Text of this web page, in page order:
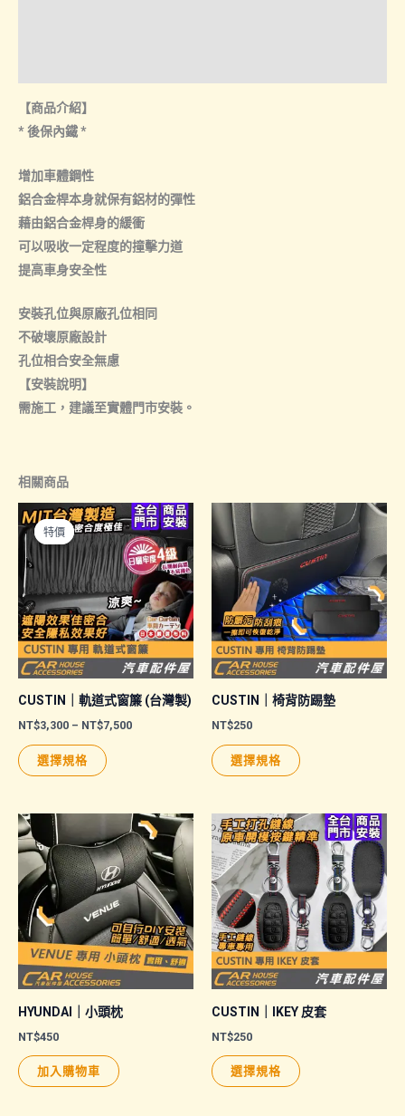
組】
數
量
【商品介紹】
* 後保內鐵 *
增加車體鋼性
鋁合金桿本身就保有鋁材的彈性
藉由鋁合金桿身的緩衝
可以吸收一定程度的撞擊力道
提高車身安全性
安裝孔位與原廠孔位相同
不破壞原廠設計
孔位相合安全無慮
【安裝說明】
需施工，建議至實體門市安裝。
相關商品
特價
特價
CUSTIN｜軌道式窗簾 (台灣製)
NT$3,300 – NT$7,500價
NT$7,500
選擇規格
多
種
款
式。
可
在
產
品
面
選
CUSTIN｜椅背防踢墊
NT$250
選擇規格
有
多
款
式。
可
在
品
選
HYUNDAI｜小頭枕
NT$450
加入購物車
CUSTIN｜IKEY 皮套
NT$250
選擇規格